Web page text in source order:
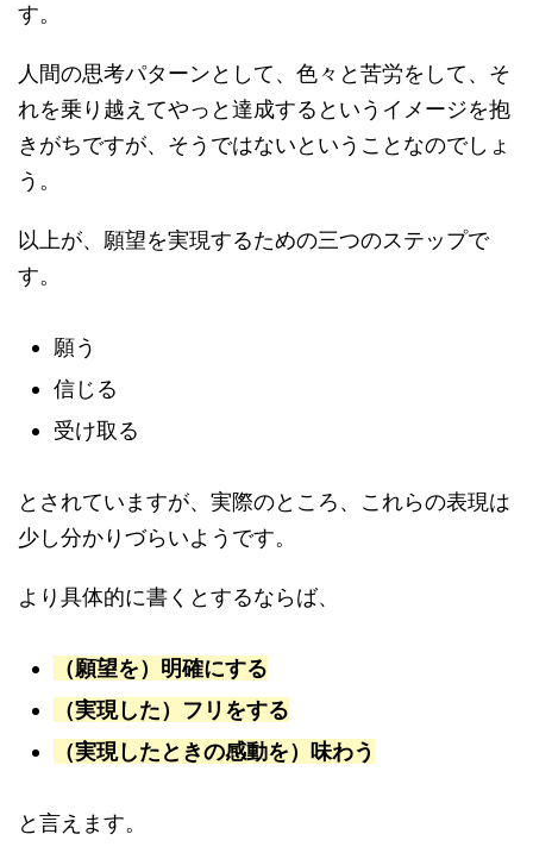
す。
人間の思考パターンとして、色々と苦労をして、そ
れを乗り越えてやっと達成するというイメージを抱
きがちですが、そうではないということなのでしょ
う。
以上が、願望を実現するための三つのステップで
す。
願う
信じる
受け取る
とされていますが、実際のところ、これらの表現は
少し分かりづらいようです。
より具体的に書くとするならば、
（願望を）明確にする
（実現した）フリをする
（実現したときの感動を）味わう
と言えます。